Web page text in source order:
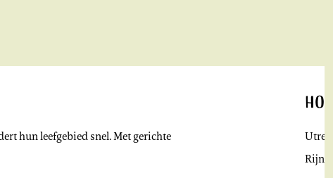
hun leefgebied snel. Met gerichte